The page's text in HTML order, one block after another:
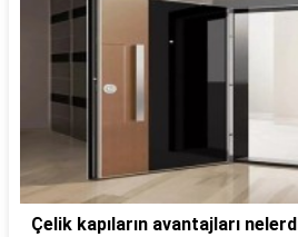
Çelik kapıların avantajları